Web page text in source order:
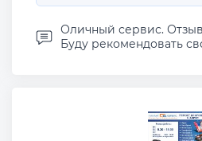
Оличный сервис.
Буду рекомендовать